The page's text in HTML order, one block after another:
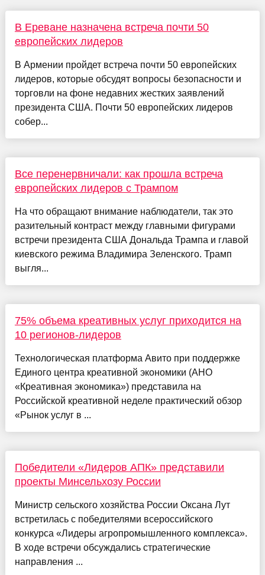
В Ереване назначена встреча почти 50
европейских лидеров
В Армении пройдет встреча почти 50 европейских
лидеров, которые обсудят вопросы безопасности и
торговли на фоне недавних жестких заявлений
президента США. Почти 50 европейских лидеров
собер...
Все перенервничали: как прошла встреча
европейских лидеров с Трампом
На что обращают внимание наблюдатели, так это
разительный контраст между главными фигурами
встречи президента США Дональда Трампа и главой
киевского режима Владимира Зеленского. Трамп
выгля...
75% объема креативных услуг приходится на
10 регионов-лидеров
Технологическая платформа Авито при поддержке
Единого центра креативной экономики (АНО
«Креативная экономика») представила на
Российской креативной неделе практический обзор
«Рынок услуг в ...
Победители «Лидеров АПК» представили
проекты Минсельхозу России
Министр сельского хозяйства России Оксана Лут
встретилась с победителями всероссийского
конкурса «Лидеры агропромышленного комплекса».
В ходе встречи обсуждались стратегические
направления ...